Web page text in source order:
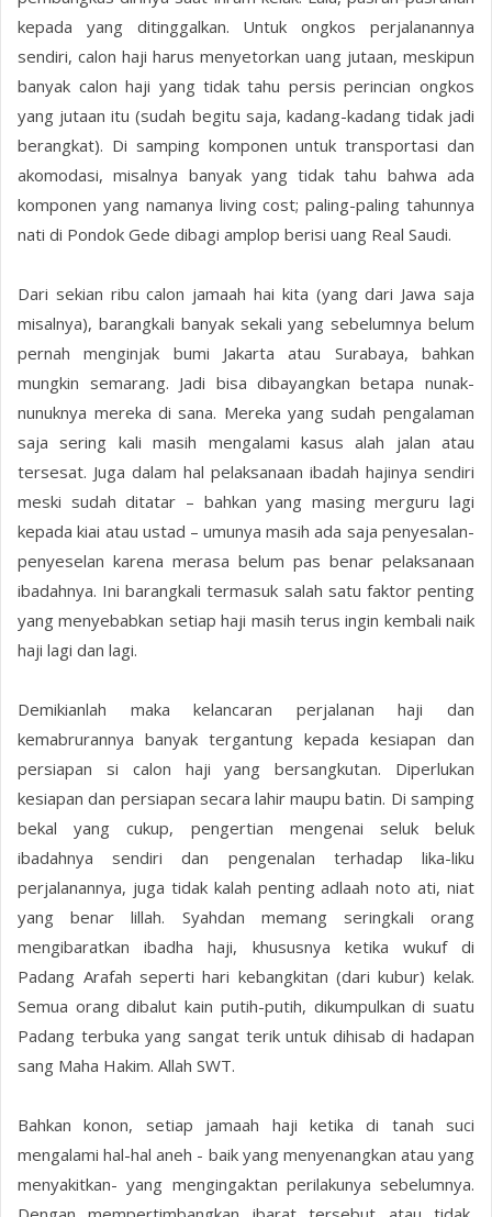
kepada yang ditinggalkan. Untuk ongkos perjalanannya
sendiri, calon haji harus menyetorkan uang jutaan, meskipun
banyak calon haji yang tidak tahu persis perincian ongkos
yang jutaan itu (sudah begitu saja, kadang-kadang tidak jadi
berangkat). Di samping komponen untuk transportasi dan
akomodasi, misalnya banyak yang tidak tahu bahwa ada
komponen yang namanya living cost; paling-paling tahunnya
nati di Pondok Gede dibagi amplop berisi uang Real Saudi.
Dari sekian ribu calon jamaah hai kita (yang dari Jawa saja
misalnya), barangkali banyak sekali yang sebelumnya belum
pernah menginjak bumi Jakarta atau Surabaya, bahkan
mungkin semarang. Jadi bisa dibayangkan betapa nunak-
nunuknya mereka di sana. Mereka yang sudah pengalaman
saja sering kali masih mengalami kasus alah jalan atau
tersesat. Juga dalam hal pelaksanaan ibadah hajinya sendiri
meski sudah ditatar – bahkan yang masing merguru lagi
kepada kiai atau ustad – umunya masih ada saja penyesalan-
penyeselan karena merasa belum pas benar pelaksanaan
ibadahnya. Ini barangkali termasuk salah satu faktor penting
yang menyebabkan setiap haji masih terus ingin kembali naik
haji lagi dan lagi.
Demikianlah maka kelancaran perjalanan haji dan
kemabrurannya banyak tergantung kepada kesiapan dan
persiapan si calon haji yang bersangkutan. Diperlukan
kesiapan dan persiapan secara lahir maupu batin. Di samping
bekal yang cukup, pengertian mengenai seluk beluk
ibadahnya sendiri dan pengenalan terhadap lika-liku
perjalanannya, juga tidak kalah penting adlaah noto ati, niat
yang benar lillah. Syahdan memang seringkali orang
mengibaratkan ibadha haji, khususnya ketika wukuf di
Padang Arafah seperti hari kebangkitan (dari kubur) kelak.
Semua orang dibalut kain putih-putih, dikumpulkan di suatu
Padang terbuka yang sangat terik untuk dihisab di hadapan
sang Maha Hakim. Allah SWT.
Bahkan konon, setiap jamaah haji ketika di tanah suci
mengalami hal-hal aneh - baik yang menyenangkan atau yang
menyakitkan- yang mengingaktan perilakunya sebelumnya.